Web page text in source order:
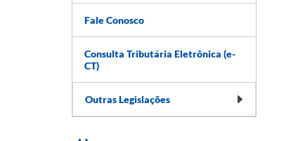
Fale Conosco
Consulta Tributária Eletrônica (e-
CT)
Outras Legislações